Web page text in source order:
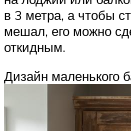
в 3 метра, а чтобы
мешал, его можно
откидным.
Дизайн маленького